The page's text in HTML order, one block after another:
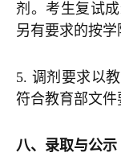
剂。考生复试
另有要求的按学
5. 调剂要求以
符合教育部文件
八、录取与公示